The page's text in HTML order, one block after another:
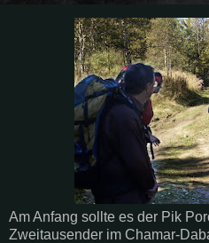
Am Anfang sollte es der Pik
Zweitausender im Chamar-